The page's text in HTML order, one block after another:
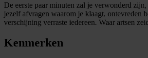
De eerste paar minuten zal je verwonderd
jezelf afvragen waarom je klaagt, ontevreden
verschijning verraste iedereen. Waar artsen
Kenmerken